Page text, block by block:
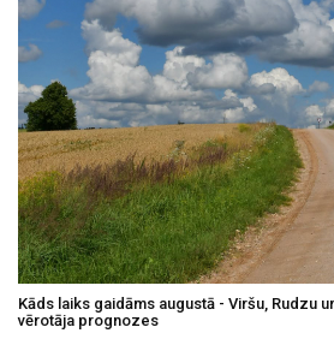
Kāds laiks gaidāms augustā - Viršu, Rudzu
vērotāja prognozes